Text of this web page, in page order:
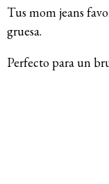
Tus mom jeans
gruesa.
Perfecto para un